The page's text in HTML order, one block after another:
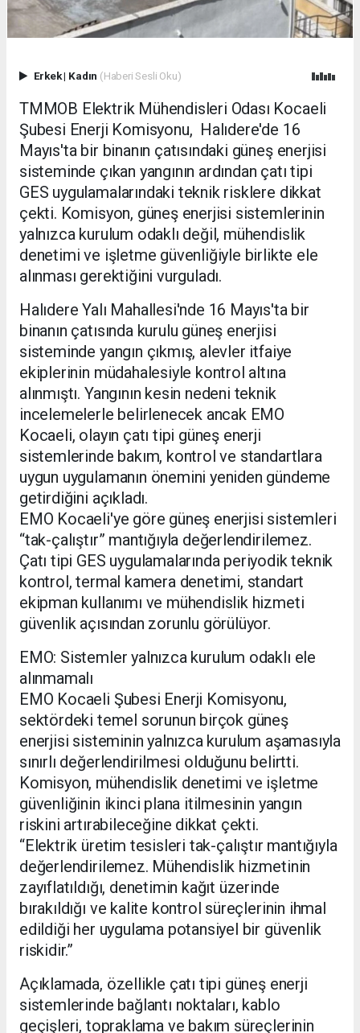
Erkek| Kadın (Haberi Sesli Oku)
TMMOB Elektrik Mühendisleri Odası Kocaeli
Şubesi Enerji Komisyonu, Halıdere'de 16
Mayıs'ta bir binanın çatısındaki güneş enerjisi
sisteminde çıkan yangının ardından çatı tipi
GES uygulamalarındaki teknik risklere dikkat
çekti. Komisyon, güneş enerjisi sistemlerinin
yalnızca kurulum odaklı değil, mühendislik
denetimi ve işletme güvenliğiyle birlikte ele
alınması gerektiğini vurguladı.
Halıdere Yalı Mahallesi'nde 16 Mayıs'ta bir
binanın çatısında kurulu güneş enerjisi
sisteminde yangın çıkmış, alevler itfaiye
ekiplerinin müdahalesiyle kontrol altına
alınmıştı. Yangının kesin nedeni teknik
incelemelerle belirlenecek ancak EMO
Kocaeli, olayın çatı tipi güneş enerji
sistemlerinde bakım, kontrol ve standartlara
uygun uygulamanın önemini yeniden gündeme
getirdiğini açıkladı.
EMO Kocaeli'ye göre güneş enerjisi sistemleri
“tak-çalıştır” mantığıyla değerlendirilemez.
Çatı tipi GES uygulamalarında periyodik teknik
kontrol, termal kamera denetimi, standart
ekipman kullanımı ve mühendislik hizmeti
güvenlik açısından zorunlu görülüyor.
EMO: Sistemler yalnızca kurulum odaklı ele
alınmamalı
EMO Kocaeli Şubesi Enerji Komisyonu,
sektördeki temel sorunun birçok güneş
enerjisi sisteminin yalnızca kurulum aşamasıyla
sınırlı değerlendirilmesi olduğunu belirtti.
Komisyon, mühendislik denetimi ve işletme
güvenliğinin ikinci plana itilmesinin yangın
riskini artırabileceğine dikkat çekti.
“Elektrik üretim tesisleri tak-çalıştır mantığıyla
değerlendirilemez. Mühendislik hizmetinin
zayıflatıldığı, denetimin kağıt üzerinde
bırakıldığı ve kalite kontrol süreçlerinin ihmal
edildiği her uygulama potansiyel bir güvenlik
riskidir.”
Açıklamada, özellikle çatı tipi güneş enerji
sistemlerinde bağlantı noktaları, kablo
geçişleri, topraklama ve bakım süreçlerinin